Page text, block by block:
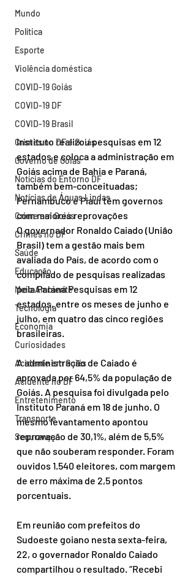
Mundo
Política
Esporte
Violência doméstica
COVID-19 Goiás
COVID-19 DF
COVID-19 Brasil
Crimes no DF e Goiás
Governo de Goiás
Notícias do Entorno DF
Notícias de Águas Lindas
Crime em Goiás
Crimes no DF
Saúde
Educação
Meio Ambiente
Tecnologia
Economia
Curiosidades
Acidente em Goiás
Acidente no DF
Entretenimento
Transporte
Segurança
Instituto realizou pesquisas em 12
estados e coloca a administração em
Goiás acima de Bahia e Paraná,
também bem-conceituadas;
Pernambuco e Piauí têm governos
com maiores reprovações
O governador Ronaldo Caiado (União
Brasil) tem a gestão mais bem
avaliada do País, de acordo com o
compilado de pesquisas realizadas
pela Paraná Pesquisas em 12
estados, entre os meses de junho e
julho, em quatro das cinco regiões
brasileiras.
A administração de Caiado é
aprovada por 64,5% da população de
Goiás. A pesquisa foi divulgada pelo
Instituto Paraná em 18 de junho. O
mesmo levantamento apontou
reprovação de 30,1%, além de 5,5%
que não souberam responder. Foram
ouvidos 1.540 eleitores, com margem
de erro máxima de 2,5 pontos
porcentuais.
Em reunião com prefeitos do
Sudoeste goiano nesta sexta-feira,
22, o governador Ronaldo Caiado
compartilhou o resultado. “Recebi